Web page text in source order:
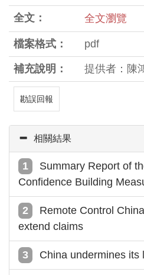
全文： 全文瀏覽
檔案格式： pdf
補充說明： 提供者：陳
勘誤回報
相關結果
Summary Report of
Confidence Building
Remote Control
extend claims
China undermines its